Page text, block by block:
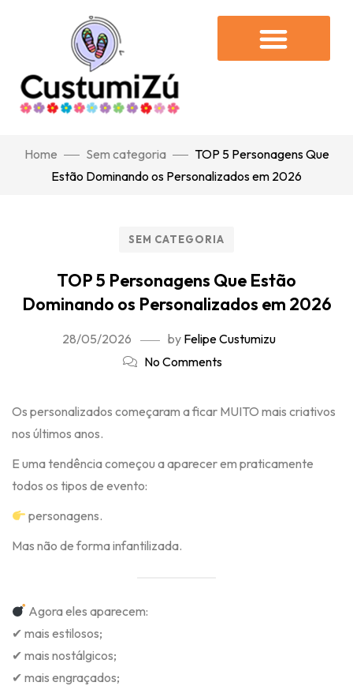
Home Sem categoria
TOP 5 Personagens Que
Estão Dominando os Personalizados em 2026
SEM CATEGORIA
TOP 5 Personagens Que Estão
Dominando os Personalizados em 2026
28/05/2026 by Felipe Custumizu
No Comments
Os personalizados começaram a ficar MUITO mais criativos
nos últimos anos.
E uma tendência começou a aparecer em praticamente
todos os tipos de evento:
personagens.
Mas não de forma infantilizada.
Agora eles aparecem:
✔ mais estilosos;
✔ mais nostálgicos;
✔ mais engraçados;